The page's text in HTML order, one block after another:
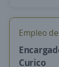
Empleo
Curico